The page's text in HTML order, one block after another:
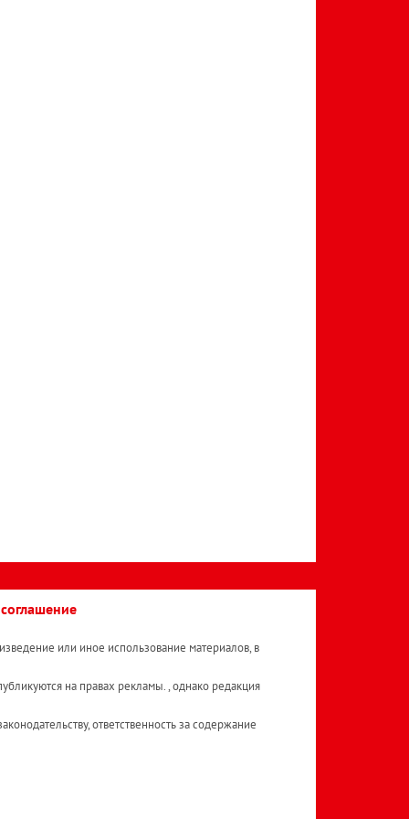
или иное использование материалов, в
на правах рекламы. , однако редакция
ответственность за содержание